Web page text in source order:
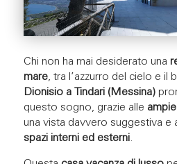
Chi non ha mai desiderato una
mare, tra l’azzurro del cielo e il
Dionisio a Tindari (Messina)
questo sogno, grazie alle
una vista davvero suggestiva e
spazi interni ed esterni.